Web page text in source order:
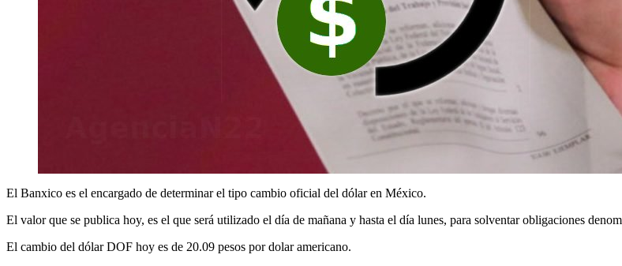
El Banxico es el encargado de determinar el tipo cambio oficial del dólar en México.
El valor que se publica hoy, es el que será utilizado el día de mañana y hasta el día lunes, para solventar obligaciones
El cambio del dólar DOF hoy es de 20.09 pesos por dolar americano.